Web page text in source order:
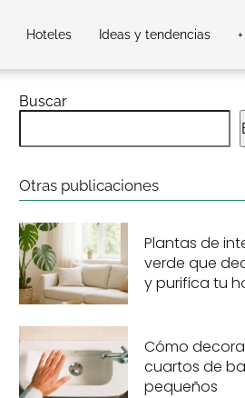
Hoteles Ideas y tendencias
Buscar
Otras publicaciones
Plantas de
verde que
y purifica tu
Cómo
cuartos de
pequeños